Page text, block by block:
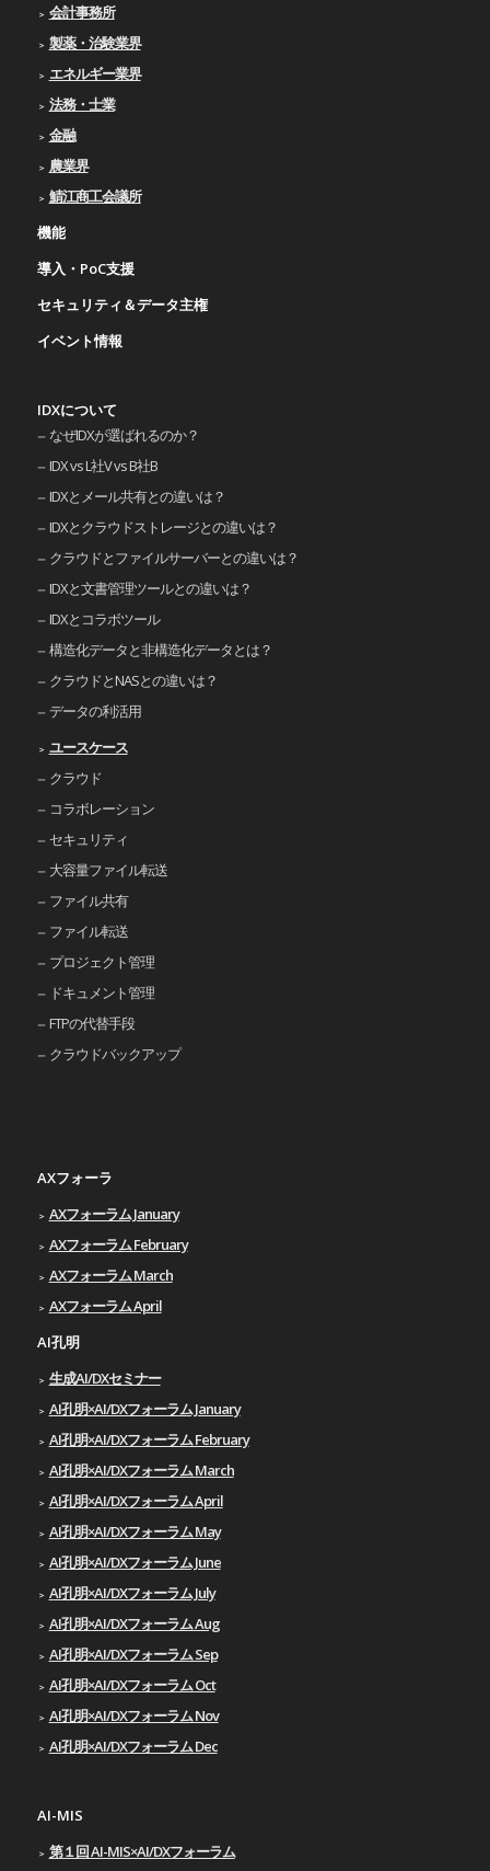
会計事務所
製薬・治験業界
エネルギー業界
法務・士業
金融
農業界
鯖江商工会議所
機能
導入・PoC支援
セキュリティ＆データ主権
イベント情報
IDXについて
なぜIDXが選ばれるのか？
IDX vs L社V vs B社B
IDXとメール共有との違いは？
IDXとクラウドストレージとの違いは？
クラウドとファイルサーバーとの違いは？
IDXと文書管理ツールとの違いは？
IDXとコラボツール
構造化データと非構造化データとは？
クラウドとNASとの違いは？
データの利活用
ユースケース
クラウド
コラボレーション
セキュリティ
大容量ファイル転送
ファイル共有
ファイル転送
プロジェクト管理
ドキュメント管理
FTPの代替手段
クラウドバックアップ
AXフォーラ
AXフォーラム January
AXフォーラム February
AXフォーラム March
AXフォーラム April
AI孔明
生成AI/DXセミナー
AI孔明×AI/DXフォーラム January
AI孔明×AI/DXフォーラム February
AI孔明×AI/DXフォーラム March
AI孔明×AI/DXフォーラム April
AI孔明×AI/DXフォーラム May
AI孔明×AI/DXフォーラム June
AI孔明×AI/DXフォーラム July
AI孔明×AI/DXフォーラム Aug
AI孔明×AI/DXフォーラム Sep
AI孔明×AI/DXフォーラム Oct
AI孔明×AI/DXフォーラム Nov
AI孔明×AI/DXフォーラム Dec
AI-MIS
第１回 AI-MIS×AI/DXフォーラム